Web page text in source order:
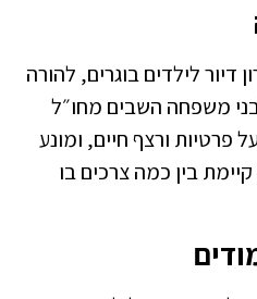
לילדים בוגרים, להורה
משפחה השבים מחו״ל
פרטיות ורצף חיים, ומונע
בין כמה צרכים בו